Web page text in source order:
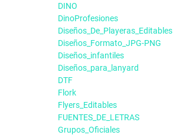
DINO
DinoProfesiones
Diseños_De_Playeras_Editables
Diseños_Formato_JPG-PNG
Diseños_infantiles
Diseños_para_lanyard
DTF
Flork
Flyers_Editables
FUENTES_DE_LETRAS
Grupos_Oficiales